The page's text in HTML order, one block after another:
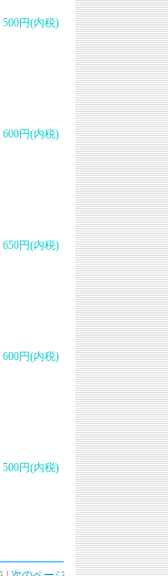
500円(内税)
600円(内税)
650円(内税)
600円(内税)
500円(内税)